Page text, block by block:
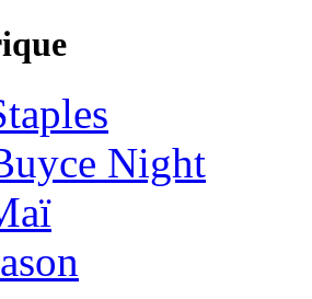
Night